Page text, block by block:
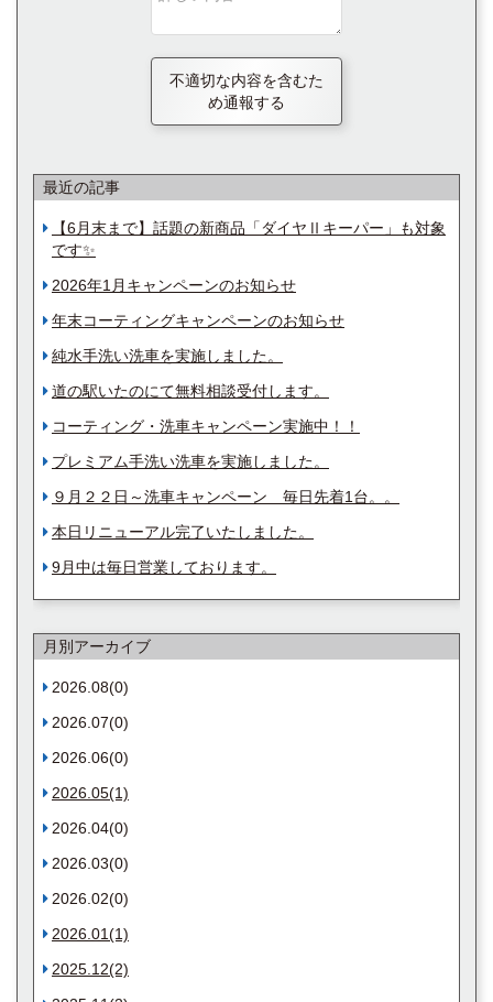
不適切な内容を含むた
め通報する
最近の記事
【6月末まで】話題の新商品「ダイヤⅡキーパー」も対象
です✨
2026年1月キャンペーンのお知らせ
年末コーティングキャンペーンのお知らせ
純水手洗い洗車を実施しました。
道の駅いたのにて無料相談受付します。
コーティング・洗車キャンペーン実施中！！
プレミアム手洗い洗車を実施しました。
９月２２日～洗車キャンペーン 毎日先着1台。。
本日リニューアル完了いたしました。
9月中は毎日営業しております。
月別アーカイブ
2026.08(0)
2026.07(0)
2026.06(0)
2026.05(1)
2026.04(0)
2026.03(0)
2026.02(0)
2026.01(1)
2025.12(2)